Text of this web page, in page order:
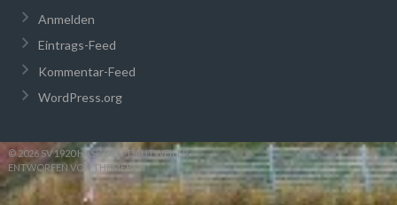
Anmelden
Eintrags-Feed
Kommentar-Feed
WordPress.org
© 2026 SV 1920 HASBORN-DAUTWEILER
ENTWORFEN VON THEMEBOY